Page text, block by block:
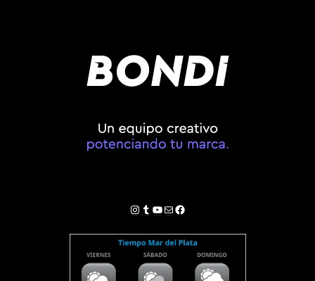
Instagram
Tumblr
YouTube
Correo electrónico
Facebook